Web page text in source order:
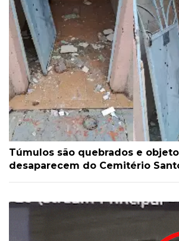
Túmulos são quebrados e
desaparecem do Cemitério